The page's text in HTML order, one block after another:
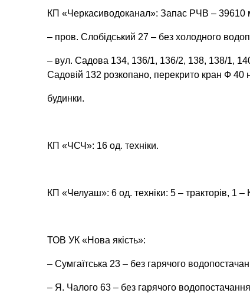
КП «Черкасиводоканал»: Запас РЧВ – 39610
– пров. Слобідський 27 – без холодного
– вул. Садова 134, 136/1, 136/2, 138, 138/1,
Садовій 132 розкопано, перекрито кран Ф 40
будинки.
КП «ЧСЧ»: 16 од. техніки.
КП «Челуаш»: 6 од. техніки: 5 – тракторів, 1 –
ТОВ УК «Нова якість»:
– Сумгаїтська 23 – без гарячого
– Я. Чалого 63 – без гарячого